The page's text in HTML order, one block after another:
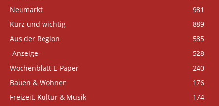
Neumarkt
981
Kurz und wichtig
889
Aus der Region
585
-Anzeige-
528
Wochenblatt E-Paper
240
Bauen & Wohnen
176
Freizeit, Kultur & Musik
174